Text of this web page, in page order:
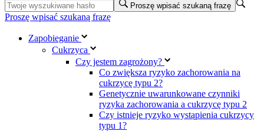
Proszę wpisać szukaną frazę
Proszę wpisać szukaną frazę
Zapobieganie
Cukrzyca
Czy jestem zagrożony?
Co zwiększa ryzyko zachorowania na
cukrzycę typu 2?
Genetycznie uwarunkowane czynniki
ryzyka zachorowania a cukrzycę typu 2
Czy istnieje ryzyko wystąpienia cukrzycy
typu 1?